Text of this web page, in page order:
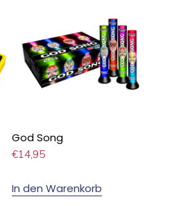
God Song
€14,95
In den Warenkorb